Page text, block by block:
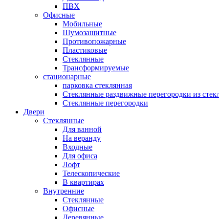
ПВХ
Офисные
Мобильные
Шумозащитные
Противопожарные
Пластиковые
Стеклянные
Трансформируемые
стационарные
парковка стеклянная
Стеклянные раздвижные перегородки из
Стеклянные перегородки
Двери
Стеклянные
Для ванной
На веранду
Входные
Для офиса
Лофт
Телескопические
В квартирах
Внутренние
Стеклянные
Офисные
Деревянные